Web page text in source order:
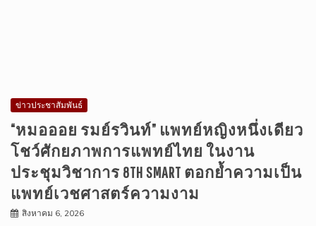
ข่าวประชาสัมพันธ์
“หมอออย รมย์รวินท์” แพทย์หญิงหนึ่งเดียว
โชว์ศักยภาพการแพทย์ไทย ในงาน
ประชุมวิชาการ 8TH SMART ตอกย้ำความเป็น
แพทย์เวชศาสตร์ความงาม
สิงหาคม 6, 2026